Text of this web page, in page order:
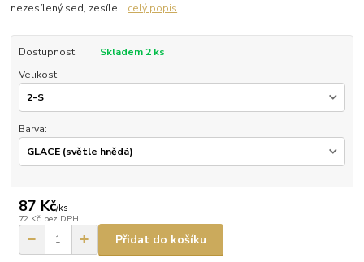
nezesílený sed, zesíle... celý popis
Dostupnost
Skladem 2 ks
Velikost:
Barva:
87 Kč/ks
72 Kč bez DPH
Přidat do košíku